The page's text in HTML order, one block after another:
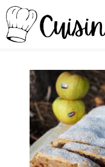
Vai
al
contenuto